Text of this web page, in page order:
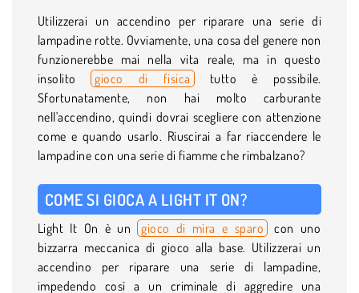
Utilizzerai un accendino per riparare una serie di
lampadine rotte. Ovviamente, una cosa del genere non
funzionerebbe mai nella vita reale, ma in questo
insolito gioco di fisica tutto è possibile.
Sfortunatamente, non hai molto carburante
nell'accendino, quindi dovrai scegliere con attenzione
come e quando usarlo. Riuscirai a far riaccendere le
lampadine con una serie di fiamme che rimbalzano?
COME SI GIOCA A LIGHT IT ON?
Light It On è un gioco di mira e sparo
con uno
bizzarra meccanica di gioco alla base. Utilizzerai un
accendino per riparare una serie di lampadine,
impedendo così a un criminale di aggredire una